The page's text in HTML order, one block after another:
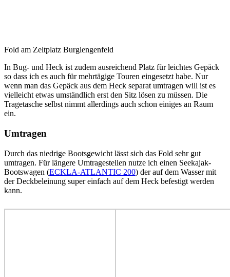
Fold am Zeltplatz Burglengenfeld
In Bug- und Heck ist zudem ausreichend Platz für leichtes Gepäck
so dass ich es auch für mehrtägige Touren eingesetzt habe. Nur
wenn man das Gepäck aus dem Heck separat umtragen will ist es
vielleicht etwas umständlich erst den Sitz lösen zu müssen. Die
Tragetasche selbst nimmt allerdings auch schon einiges an Raum
ein.
Umtragen
Durch das niedrige Bootsgewicht lässt sich das Fold sehr gut
umtragen. Für längere Umtragestellen nutze ich einen Seekajak-
Bootswagen (ECKLA-ATLANTIC 200) der auf dem Wasser mit
der Deckbeleinung super einfach auf dem Heck befestigt werden
kann.